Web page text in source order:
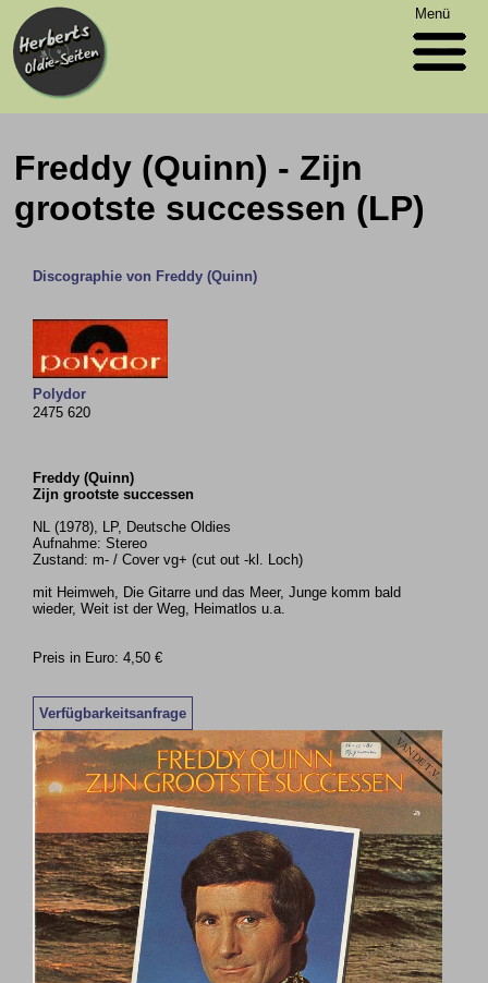
Menü
Freddy (Quinn) - Zijn
grootste successen (LP)
Discographie von Freddy (Quinn)
Polydor
2475 620
Freddy (Quinn)
Zijn grootste successen
NL (1978), LP, Deutsche Oldies
Aufnahme: Stereo
Zustand: m- / Cover vg+ (cut out -kl. Loch)
mit Heimweh, Die Gitarre und das Meer, Junge komm bald
wieder, Weit ist der Weg, Heimatlos u.a.
Preis in Euro: 4,50 €
Verfügbarkeitsanfrage